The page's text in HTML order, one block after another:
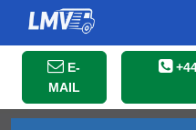
E-
MAIL